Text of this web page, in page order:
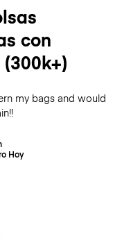
con
(300k+)
my bags and would
Hoy